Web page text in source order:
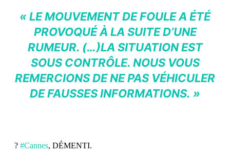
« LE MOUVEMENT DE FOULE A ÉTÉ
PROVOQUÉ À LA SUITE D’UNE
RUMEUR. (…)LA SITUATION EST
SOUS CONTRÔLE. NOUS VOUS
REMERCIONS DE NE PAS VÉHICULER
DE FAUSSES INFORMATIONS. »
? #Cannes, DÉMENTI.